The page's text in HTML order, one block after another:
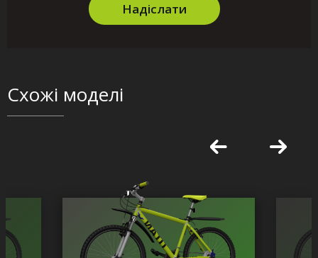
Надіслати
Схожі моделі